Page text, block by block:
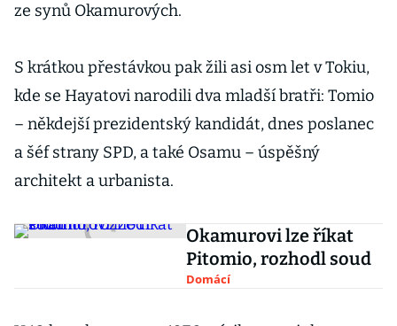
ze synů Okamurových.
S krátkou přestávkou pak žili asi osm let v Tokiu,
kde se Hayatovi narodili dva mladší bratři: Tomio
– někdejší prezidentský kandidát, dnes poslanec
a šéf strany SPD, a také Osamu – úspěšný
architekt a urbanista.
Okamurovi lze říkat
Pitomio, rozhodl soud
Domácí